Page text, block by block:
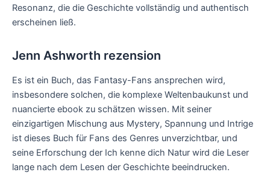
Resonanz, die die Geschichte vollständig und authentisch
erscheinen ließ.
Jenn Ashworth rezension
Es ist ein Buch, das Fantasy-Fans ansprechen wird,
insbesondere solchen, die komplexe Weltenbaukunst und
nuancierte ebook zu schätzen wissen. Mit seiner
einzigartigen Mischung aus Mystery, Spannung und Intrige
ist dieses Buch für Fans des Genres unverzichtbar, und
seine Erforschung der Ich kenne dich Natur wird die Leser
lange nach dem Lesen der Geschichte beeindrucken.